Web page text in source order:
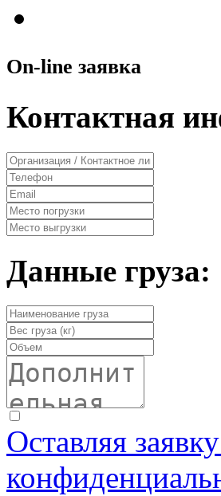
On-line заявка
Контактная
Данные груза:
Оставляя